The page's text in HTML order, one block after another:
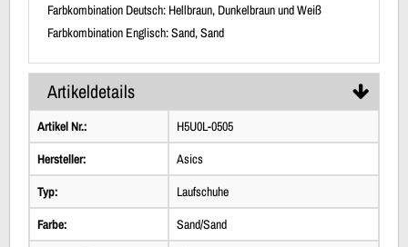
Farbkombination Deutsch: Hellbraun, Dunkelbraun und Weiß
Farbkombination Englisch: Sand, Sand
Artikeldetails
Artikel Nr.:
H5U0L-0505
Hersteller:
Asics
Typ:
Laufschuhe
Farbe:
Sand/Sand